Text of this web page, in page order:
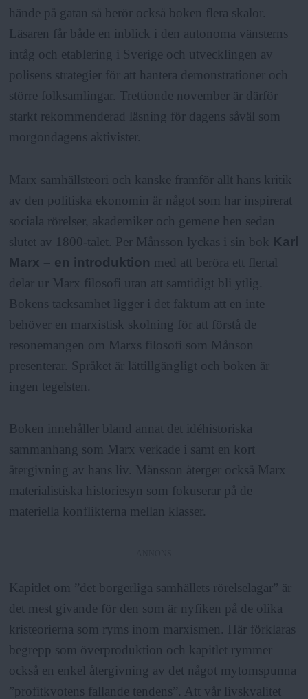
hände på gatan så berör också boken flera skalor.
Läsaren får både en inblick i den autonoma vänsterns
intåg och etablering i Sverige och utvecklingen av
polisens strategier för att hantera demonstrationer och
större folksamlingar. Trettionde november är därför
starkt rekommenderad läsning för dagens såväl som
morgondagens aktivister.
Marx samhällsteori och kanske framför allt hans kritik
av den politiska ekonomin är något som har inspirerat
sociala rörelser, akademiker och gemene hen sedan
slutet av 1800-talet. Per Månsson lyckas i sin bok Karl
Marx – en introduktion med att beröra ett flertal
delar ur Marx filosofi utan att samtidigt bli ytlig.
Bokens tacksamhet ligger i det faktum att en inte
behöver en marxistisk skolning för att förstå de
resonemangen om Marxs filosofi som Månson
presenterar. Språket är lättillgängligt och boken är
ingen tegelsten.
Boken innehåller bland annat det idéhistoriska
sammanhang som Marx verkade i samt en kort
återgivning av hans liv. Månsson återger också Marx
materialistiska historiesyn som fokuserar på de
materiella konflikterna mellan klasser.
Kapitlet om ”det borgerliga samhällets rörelselagar” är
det mest givande för den som är nyfiken på de olika
kristeorierna som ryms inom marxismen. Här förklaras
begrepp som överproduktion och kapitlet rymmer
också en enkel återgivning av det något mytomspunna
”profitkvotens fallande tendens”. Att vår livskvalitet